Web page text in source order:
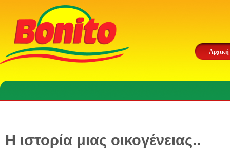
Αρχική
Η ιστορία μιας οικογένειας..